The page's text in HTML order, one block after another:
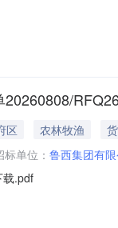
区 农林牧渔
标单位： 鲁西集团有
载.pdf